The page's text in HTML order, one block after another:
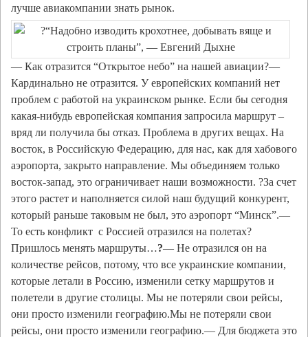
лучше авиакомпании знать рынок.
— Как отразится “Открытое небо” на нашей авиации?—
Кардинально не отразится. У европейских компаний нет
проблем с работой на украинском рынке. Если бы сегодня
какая-нибудь европейская компания запросила маршрут –
вряд ли получила бы отказ. Проблема в других вещах. На
восток, в Российскую Федерацию, для нас, как для хабового
аэропорта, закрыто направление. Мы объединяем только
восток-запад, это ограничивает наши возможности. ?За счет
этого растет и наполняется силой наш будущий конкурент,
который раньше таковым не был, это аэропорт “Минск”.—
То есть конфликт с Россией отразился на полетах?
Пришлось менять маршруты…?— Не отразился он на
количестве рейсов, потому, что все украинские компании,
которые летали в Россию, изменили сетку маршрутов и
полетели в другие столицы. Мы не потеряли свои рейсы,
они просто изменили географию.Мы не потеряли свои
рейсы, они просто изменили географию.— Для бюджета это